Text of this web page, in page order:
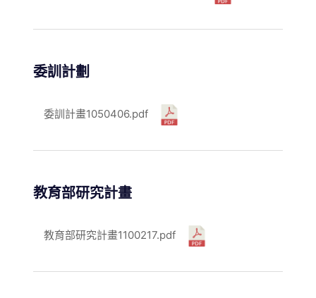
委訓計劃
委訓計畫1050406.pdf
教育部研究計畫
教育部研究計畫1100217.pdf